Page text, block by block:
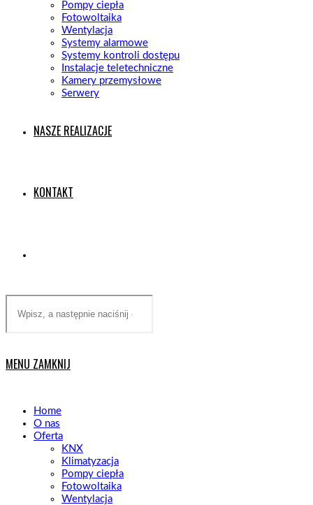
Pompy ciepła
Fotowoltaika
Wentylacja
Systemy alarmowe
Systemy kontroli dostępu
Instalacje teletechniczne
Kamery przemysłowe
Serwery
NASZE REALIZACJE
KONTAKT
this
MENU ZAMKNIJ
Home
O nas
Oferta
KNX
Klimatyzacja
Pompy ciepła
Fotowoltaika
Wentylacja